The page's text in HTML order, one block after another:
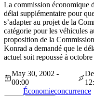
La commission économique
délai supplémentaire pour
s’adapter au projet de la
catégorie pour les véhicules
proposition de la
Konrad a demandé que le
actuel soit repoussé à
May 30, 2002 -
00:00
Économieconcurrence